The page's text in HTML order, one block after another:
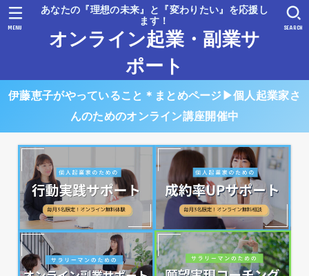
あなたの『理想の未来』と『変わりたい』を応援し
ます！
オンライン起業・副業サ
ポート
SEARCH
MENU
伊藤恵子がやっていること＊まとめページ▶︎個人起業家さ
んのためのオンライン講座開催中